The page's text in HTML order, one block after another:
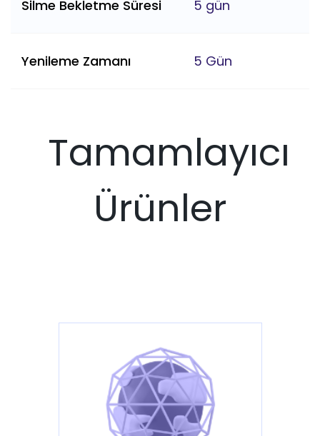
Silme Bekletme Süresi 5 gün
Yenileme Zamanı 5 Gün
Tamamlayıcı
Ürünler